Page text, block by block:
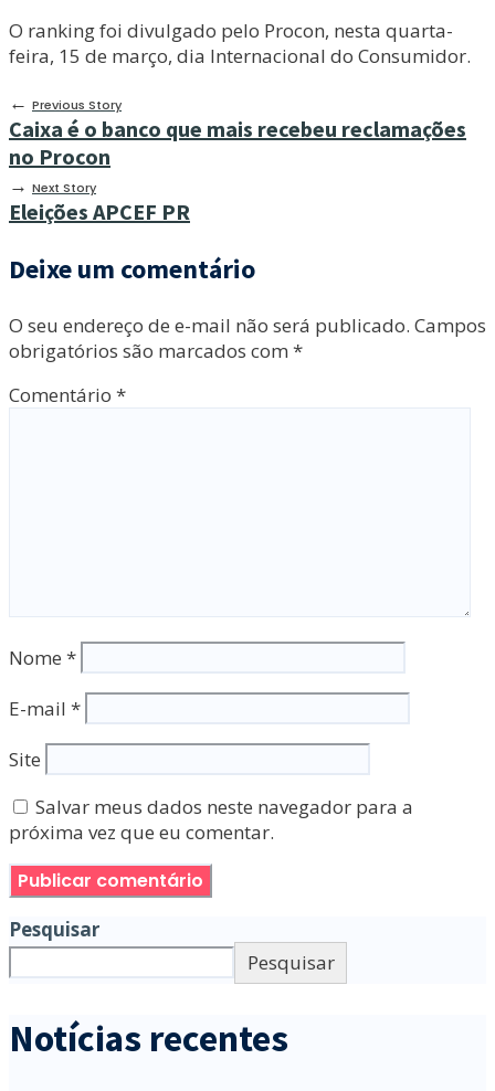
O ranking foi divulgado pelo Procon, nesta quarta-
feira, 15 de março, dia Internacional do Consumidor.
← Previous Story
Caixa é o banco que mais recebeu reclamações
no Procon
→ Next Story
Eleições APCEF PR
Deixe um comentário
O seu endereço de e-mail não será publicado. Campos
obrigatórios são marcados com *
Comentário *
Nome *
E-mail *
Site
Salvar meus dados neste navegador para a
próxima vez que eu comentar.
Pesquisar
Pesquisar
Notícias recentes